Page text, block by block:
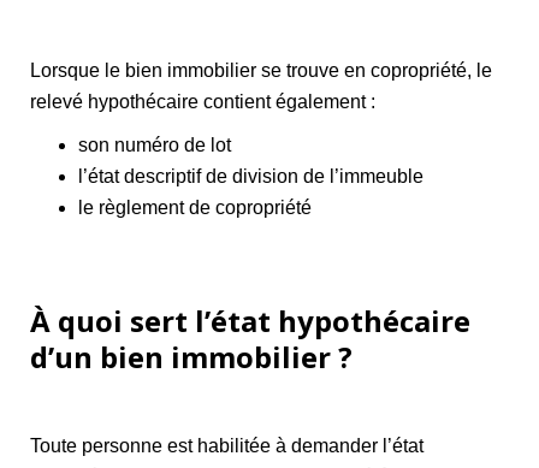
Lorsque le bien immobilier se trouve en copropriété, le
relevé hypothécaire contient également :
son numéro de lot
l’état descriptif de division de l’immeuble
le règlement de copropriété
À quoi sert l’état hypothécaire
d’un bien immobilier ?
Toute personne est habilitée à demander l’état